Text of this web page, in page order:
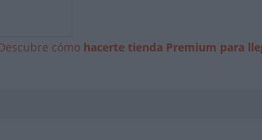
cómo hacerte tienda Premium para